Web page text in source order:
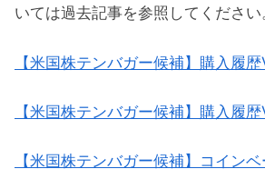
DDOG（データドッグ）
米国株有望テンバガー候補10
マンス
U（ユニティ）
いては過去記事を参照してください
【米国株テンバガー候補】購入履歴
【米国株テンバガー候補】購入履
【米国株テンバガー候補】コイン